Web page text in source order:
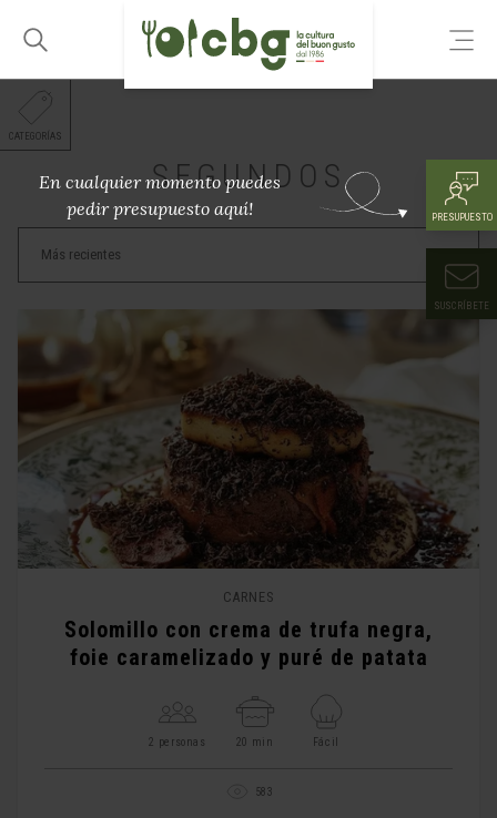
En cualquier momento puedes
pedir presupuesto aquí!
PRESUPUESTO
SUSCRÍBETE
CATEGORÍAS
SEGUNDOS
CARNES
Solomillo con crema de trufa negra,
foie caramelizado y puré de patata
2 personas 20 min Fácil
583